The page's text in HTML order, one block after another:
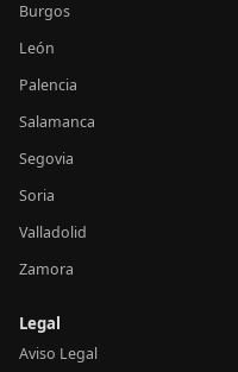
Burgos
León
Palencia
Salamanca
Segovia
Soria
Valladolid
Zamora
Legal
Aviso Legal